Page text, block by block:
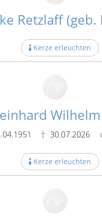
Retzlaff (geb.
Kerze erleuchten
30.07.2026
Kerze erleuchten